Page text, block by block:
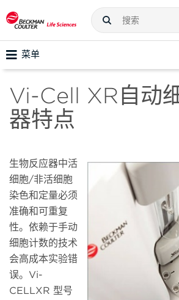
菜单
Vi-Cell XR自动
器特点
生物反应器中活
细胞/非活细胞
染色和定量必须
准确和可重复
性。依赖于手动
细胞计数的技术
会高成本实验错
误。Vi-
CELLXR 型号